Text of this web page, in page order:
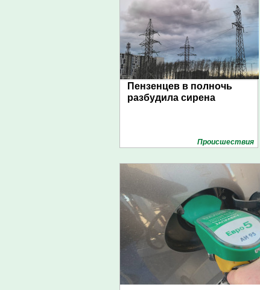
Пензенцев в полночь
разбудила сирена
Проиcшествия